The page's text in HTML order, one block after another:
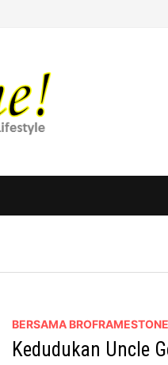
BERSAMA BROFRAMESTONE
Kedudukan Uncle